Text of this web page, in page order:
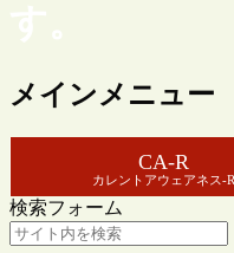
す。
メインメニュー
CA-R
カレントアウェアネス-R
検索フォーム